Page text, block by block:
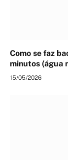
Como se faz
minutos (água
15/05/2026